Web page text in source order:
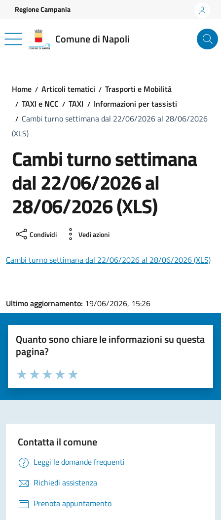
Vai ai contenuti
Vai al footer
Regione Campania
Comune di Napoli
Home Articoli tematici
Trasporti e Mobilità
TAXI e NCC
TAXI
Informazioni per tassisti
Cambi turno settimana dal 22/06/2026 al 28/06/2026
(XLS)
Cambi turno settimana
dal 22/06/2026 al
28/06/2026 (XLS)
Condividi Vedi azioni
Cambi turno settimana dal 22/06/2026 al 28/06/2026 (XLS)
Ultimo aggiornamento: 19/06/2026, 15:26
Quanto sono chiare le informazioni su questa
pagina?
Valuta la chiarezza delle informazioni (da 1 a 5 stelle)
Seleziona il numero di stelle per valutare la chiarezza delle
Valuta 5 stelle su 5
Valuta 4 stelle su 5
Valuta 3 stelle su 5
Valuta 2 stelle su 5
Valuta 1 stelle su 5
Contatta il comune
Leggi le domande frequenti
Richiedi assistenza
Prenota appuntamento